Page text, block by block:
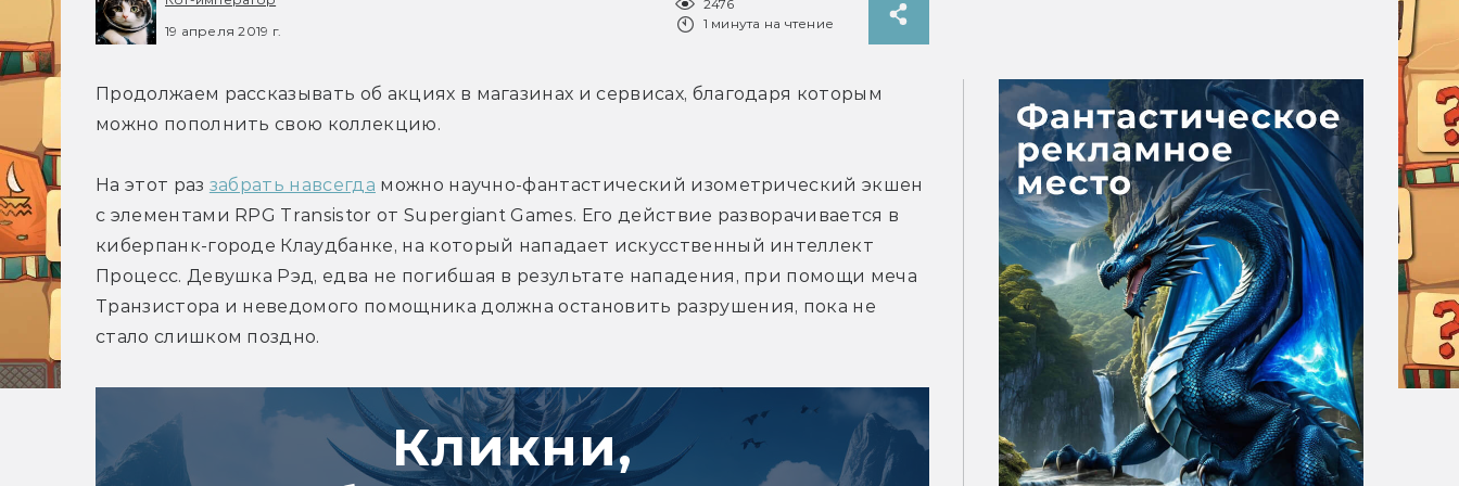
19 апреля 2019 г.
2476
1 минута на чтение
Продолжаем рассказывать об акциях в магазинах и сервисах, благодаря которым
можно пополнить свою коллекцию.
На этот раз забрать навсегда можно научно-фантастический изометрический экшен
с элементами RPG Transistor от Supergiant Games. Его действие разворачивается в
киберпанк-городе Клаудбанке, на который нападает искусственный интеллект
Процесс. Девушка Рэд, едва не погибшая в результате нападения, при помощи меча
Транзистора и неведомого помощника должна остановить разрушения, пока не
стало слишком поздно.
Кликни,